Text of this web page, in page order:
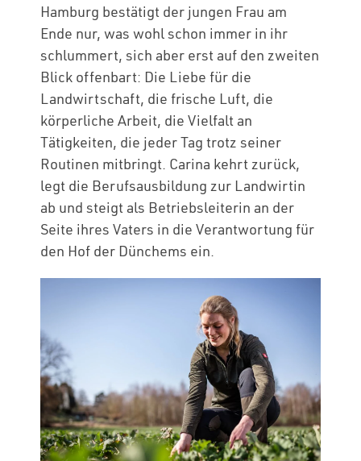
Hamburg bestätigt der jungen Frau am
Ende nur, was wohl schon immer in ihr
schlummert, sich aber erst auf den zweiten
Blick offenbart: Die Liebe für die
Landwirtschaft, die frische Luft, die
körperliche Arbeit, die Vielfalt an
Tätigkeiten, die jeder Tag trotz seiner
Routinen mitbringt. Carina kehrt zurück,
legt die Berufsausbildung zur Landwirtin
ab und steigt als Betriebsleiterin an der
Seite ihres Vaters in die Verantwortung für
den Hof der Dünchems ein.